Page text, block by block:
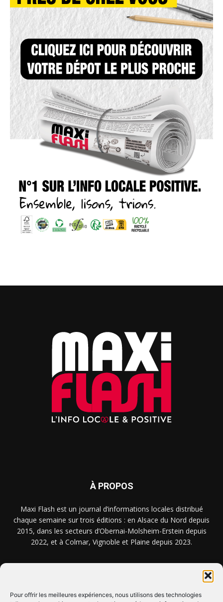
Pour offrir les meilleures expériences, nous utilisons des technologies
À PROPOS
Maxi Flash est un journal d’informations locales distribué
chaque semaine sur trois éditions : en Alsace du Nord depuis
2015, dans les secteurs d’Obernai-Molsheim-Erstein depuis
2022, et à Colmar, Vignoble et Plaine depuis 2023.